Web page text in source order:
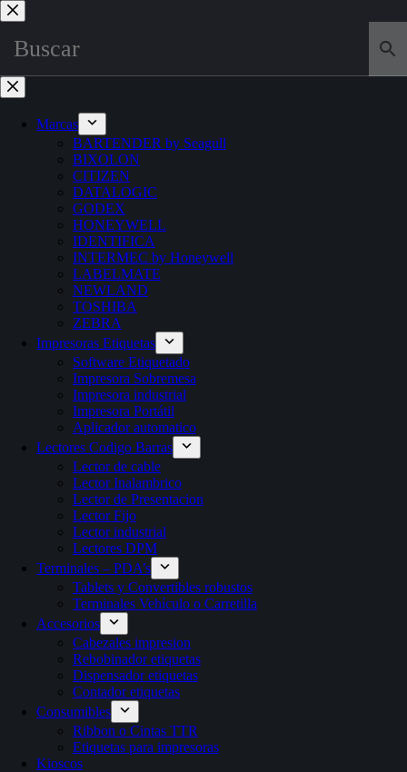
Marcas
BARTENDER by Seagull
BIXOLON
CITIZEN
DATALOGIC
GODEX
HONEYWELL
IDENTIFICA
INTERMEC by Honeywell
LABELMATE
NEWLAND
TOSHIBA
ZEBRA
Impresoras Etiquetas
Software Etiquetado
Impresora Sobremesa
Impresora industrial
Impresora Portátil
Aplicador automatico
Lectores Codigo Barras
Lector de cable
Lector Inalambrico
Lector de Presentacion
Lector Fijo
Lector industrial
Lectores DPM
Terminales – PDA’s
Tablets y Convertibles robustos
Terminales Vehículo o Carretilla
Accesorios
Cabezales impresion
Rebobinador etiquetas
Dispensador etiquetas
Contador etiquetas
Consumibles
Ribbon o Cintas TTR
Etiquetas para impresoras
Kioscos